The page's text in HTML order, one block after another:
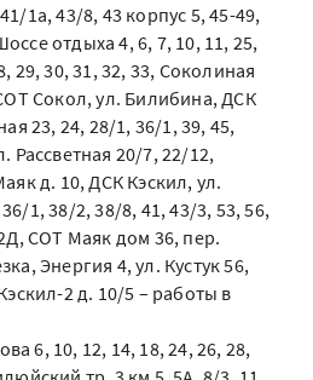
1а, 43/8, 43 корпус 5, 45-49,
отдыха 4, 6, 7, 10, 11, 25,
29, 30, 31, 32, 33, Соколиная
Сокол, ул. Билибина, ДСК
23, 24, 28/1, 36/1, 39, 45,
Рассветная 20/7, 22/12,
д. 10, ДСК Кэскил, ул.
1, 38/2, 38/8, 41, 43/3, 53, 56,
СОТ Маяк дом 36, пер.
Энергия 4, ул. Кустук 56,
2 д. 10/5 – работы в
6, 10, 12, 14, 18, 24, 26, 28,